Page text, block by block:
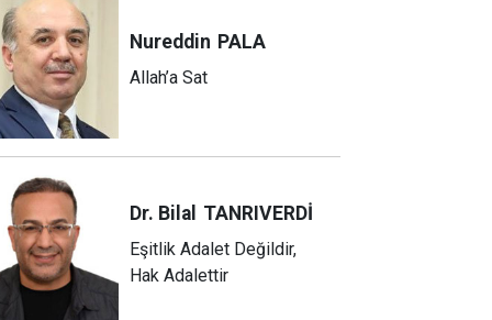
Nureddin PALA
Allah’a Sat
Dr. Bilal TANRIVERDİ
Eşitlik Adalet Değildir,
Hak Adalettir